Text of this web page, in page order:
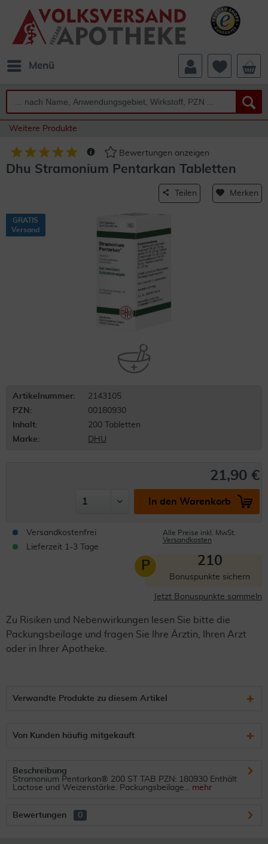
Menü
Weitere Produkte
Bewertungen anzeigen
Dhu Stramonium Pentarkan Tabletten
Teilen Merken
GRATIS
Versand
Artikelnummer:
2143105
PZN:
00180930
Inhalt:
200 Tabletten
Marke:
DHU
21,90 €
In den Warenkorb
Versandkostenfrei
Lieferzeit 1-3 Tage
Alle Preise inkl. MwSt.
Versandkosten
P 210
Bonuspunkte sichern
Jetzt Bonuspunkte sammeln
Zu Risiken und Nebenwirkungen lesen Sie bitte die
Packungsbeilage und fragen Sie Ihre Ärztin, Ihren Arzt
oder in Ihrer Apotheke.
Verwandte Produkte zu diesem Artikel
Von Kunden häufig mitgekauft
Beschreibung
Stramonium Pentarkan® 200 ST TAB PZN: 180930 Enthält
Lactose und Weizenstärke. Packungsbeilage... mehr
Bewertungen 0